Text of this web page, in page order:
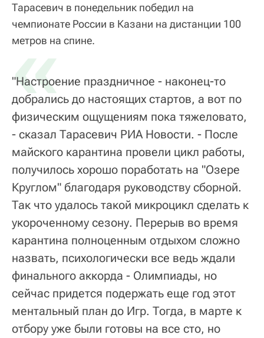
Тарасевич в понедельник победил на
чемпионате России в Казани на дистанции 100
метров на спине.
«
"Настроение праздничное - наконец-то
добрались до настоящих стартов, а вот по
физическим ощущениям пока тяжеловато,
- сказал Тарасевич РИА Новости. - После
майского карантина провели цикл работы,
получилось хорошо поработать на "Озере
Круглом" благодаря руководству сборной.
Так что удалось такой микроцикл сделать к
укороченному сезону. Перерыв во время
карантина полноценным отдыхом сложно
назвать, психологически все ведь ждали
финального аккорда - Олимпиады, но
сейчас придется подержать еще год этот
ментальный план до Игр. Тогда, в марте к
отбору уже были готовы на все сто, но